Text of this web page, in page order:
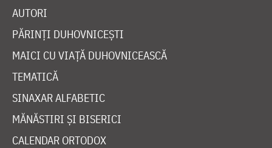
AUTORI
PĂRINȚI DUHOVNICEȘTI
MAICI CU VIAȚĂ DUHOVNICEASCĂ
TEMATICĂ
SINAXAR ALFABETIC
MĂNĂSTIRI ȘI BISERICI
CALENDAR ORTODOX